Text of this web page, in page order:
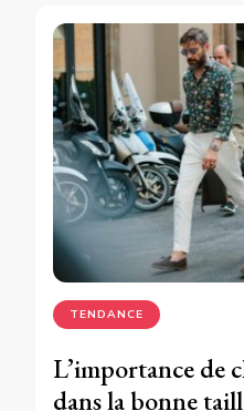
TENDANCE
L’importance de
dans la bonne